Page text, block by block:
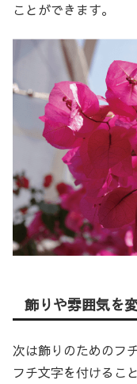
ことができます。
飾りや雰囲気を
次は飾りのためのフ
フチ文字を付けるこ